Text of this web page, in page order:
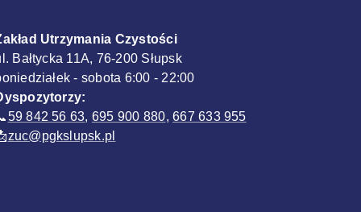
Utrzymania Czystości
Bałtycka 11A, 76-200 Słupsk
- sobota 6:00 - 22:00
59 842 56 63, 695 900 880,667 633 955
zuc@pgkslupsk.pl